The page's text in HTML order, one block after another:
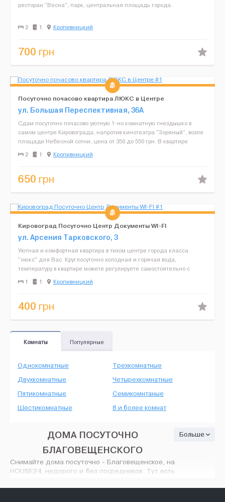
ресторан "Весна", парк, центральная площадь города.
2 1 Кропивницкий
700 грн
Посуточно почасово квартира ЛЮКС в Центре
ул. Большая Переспективная, 36А
Сдам посуточно почасово уютную 1-но комнатную гнездышко в
самом центре Кировограда, напротив кинотеатра "Зоряный", возле
площади Небесной сотни, цена от 350 до 550 грн. В квартире
мягкий уголок и двухспальная кровать + диван, инте...
2 1 Кропивницкий
650 грн
Кировоград Посуточно Центр Документы WI-FI
ул. Арсения Тарковского, 3
Уютная и комфортная квартира в тихом центре города класса
"люкс" для Вас. Круглосуточно холодная и горячая вода,
температуру в квартире можете регулируете самостоятельно с
помощью кондиционера или газового котла автономного отепл...
1 1 Кропивницкий
400 грн
Комнаты Популярные
Однокомнатные
Двухкомнатные
Трехкомнатные
Четырехкомнатные
Пятикомнатные
Шестикомнатные
Семикомнтаные
8 и более комнат
ДОМА ПОСУТОЧНО
БЛАГОВЕЩЕНСКОГО
Снимайте дома посуточно - Благовещенское, на
HOUSE24, недорого и без посредников. Тут есть
аренде с широким разнообразием цен - от
Больше